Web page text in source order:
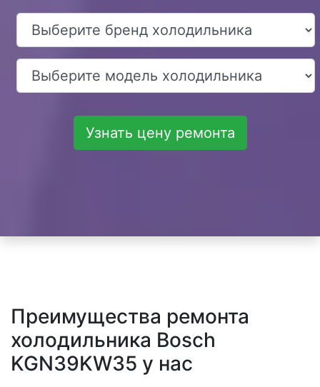
Узнать цену ремонта
Преимущества ремонта
холодильника Bosch
KGN39KW35 у нас